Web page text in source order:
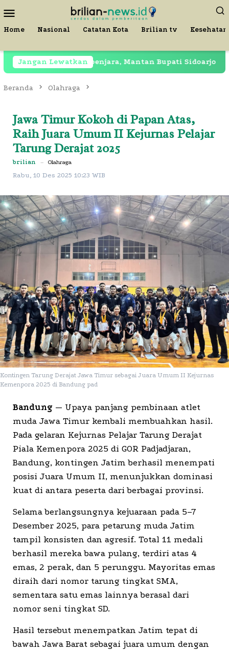
ke
kontenMobile
Home Nasional Catatan Kota Brilian tv Kesehatan
Jangan Lewatkan
Masih Dipenjara, Mantan Bupati Sidoarjo
Beranda Olahraga
Jawa Timur Kokoh di Papan Atas,
Raih Juara Umum II Kejurnas Pelajar
Tarung Derajat 2025
brilian – Olahraga
Rabu, 10 Des 2025 10:23 WIB
Kontingen Tarung Derajat Jawa Timur sebagai Juara Umum II Kejurnas
Kemenpora 2025 di Bandung pad
Bandung — Upaya panjang pembinaan atlet
muda Jawa Timur kembali membuahkan hasil.
Pada gelaran Kejurnas Pelajar Tarung Derajat
Piala Kemenpora 2025 di GOR Padjadjaran,
Bandung, kontingen Jatim berhasil menempati
posisi Juara Umum II, menunjukkan dominasi
kuat di antara peserta dari berbagai provinsi.
Selama berlangsungnya kejuaraan pada 5–7
Desember 2025, para petarung muda Jatim
tampil konsisten dan agresif. Total 11 medali
berhasil mereka bawa pulang, terdiri atas 4
emas, 2 perak, dan 5 perunggu. Mayoritas emas
diraih dari nomor tarung tingkat SMA,
sementara satu emas lainnya berasal dari
nomor seni tingkat SD.
Hasil tersebut menempatkan Jatim tepat di
bawah Jawa Barat sebagai juara umum dengan